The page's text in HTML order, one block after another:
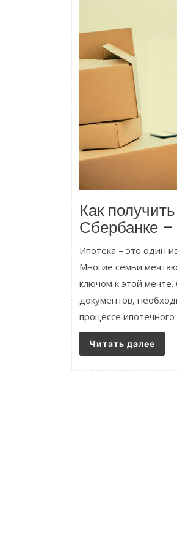
Как
Сбербанке –
Ипотека – это один
Многие семьи
ключом к этой
документов,
процессе
Читать далее